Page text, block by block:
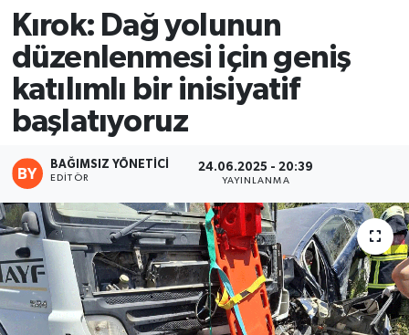
Kırok: Dağ yolunun
düzenlenmesi için geniş
katılımlı bir inisiyatif
başlatıyoruz
BAĞIMSIZ YÖNETICI
EDITÖR
24.06.2025 - 20:39
YAYINLANMA